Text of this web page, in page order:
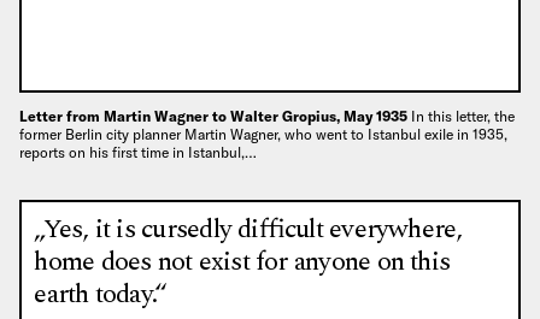
Letter from Martin Wagner to Walter Gropius, May 1935 In this letter, the
former Berlin city planner Martin Wagner, who went to Istanbul exile in 1935,
reports on his first time in Istanbul,…
„Yes, it is cursedly difficult everywhere,
home does not exist for anyone on this
earth today.“